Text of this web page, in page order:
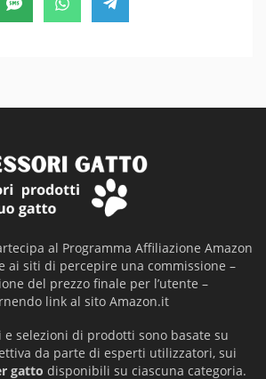
Share
on
SMS Share
on
WhatsAppShare
on
al Programma Affiliazione Amazon
ai siti di percepire una commissione –
del prezzo finale per l’utente –
link al sito Amazon.it
e selezioni di prodotti sono basate su
da parte di esperti utilizzatori, sui
gatto disponibili su ciascuna categoria.